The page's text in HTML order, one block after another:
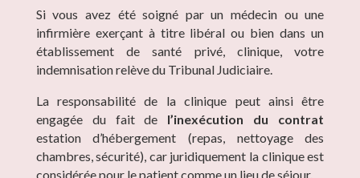
Si vous avez été soigné par un médecin ou une
infirmière exerçant à titre libéral ou bien dans un
établissement de santé privé, clinique, votre
indemnisation relève du Tribunal Judiciaire.
La responsabilité de la clinique peut ainsi être
engagée du fait de l’inexécution du contrat
estation d’hébergement (repas, nettoyage des
chambres, sécurité), car juridiquement la clinique est
considérée pour le patient comme un lieu de séjour.